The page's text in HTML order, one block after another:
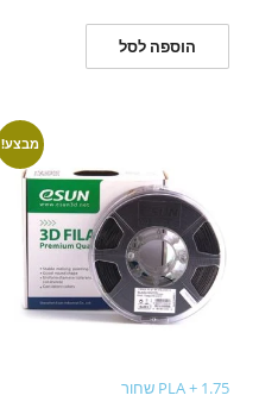
הוספה לסל
מבצע!
PLA + 1.75 שחור